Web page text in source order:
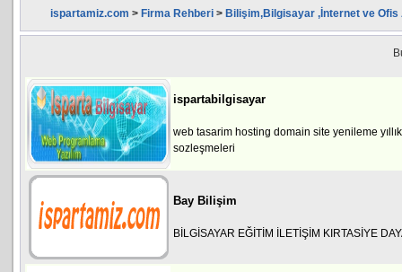
ispartamiz.com > Firma Rehberi > Bilişim,Bilgisayar ,İnternet ve Ofis
ispartabilgisayar
web tasarim hosting domain site yenileme
sozleşmeleri
Bay Bilişim
BİLGİSAYAR EĞİTİM İLETİŞİM KIRTASİYE